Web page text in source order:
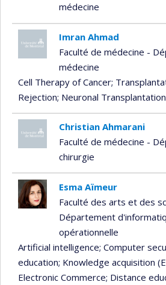
médecine
Imran Ahmad
Faculté de médecine -
médecine
Cell Therapy of Cancer;
Rejection; Neuronal
Christian Ahmarani
Faculté de médecine -
chirurgie
Esma Aïmeur
Faculté des arts et des
Département
opérationnelle
Artificial intelligence; Computer
education; Knowledge acquisition
Electronic Commerce; Distance